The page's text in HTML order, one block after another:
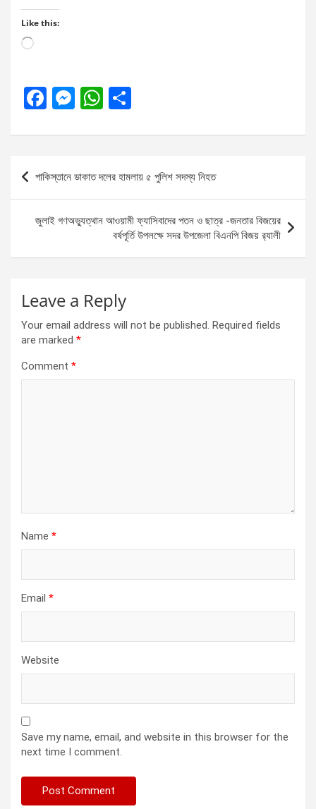
Like this:
Loading…
F
ce
b
o
o
k
M
se
g
er
W
at
A
p
p
ar
Post
navigation
পাকিস্তানে ডাকাত দলের হামলায় ৫ পুলিশ সদস্য নিহত
জুলাই গণঅভ্যুত্থান আওয়ামী ফ্যাসিবাদের পতন ও ছাত্র -জনতার বিজয়ের
বর্ষপূর্তি উপলক্ষে সদর উপজেলা বিএনপি বিজয় র‍্যালী
Leave a Reply
Your email address will not be published. Required fields
are marked *
Comment *
Name *
Email *
Website
Save my name, email, and website in this browser for the
next time I comment.